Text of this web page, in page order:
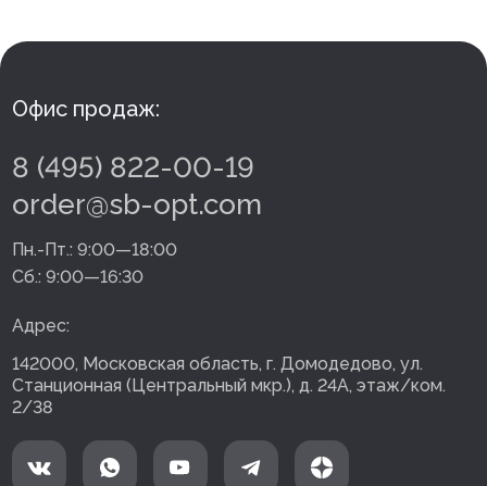
Офис продаж:
8 (495) 822-00-19
order@sb-opt.com
Пн.-Пт.: 9:00—18:00
Сб.: 9:00—16:30
Адрес:
142000, Московская область, г. Домодедово, ул.
Станционная (Центральный мкр.), д. 24А, этаж/ком.
2/38